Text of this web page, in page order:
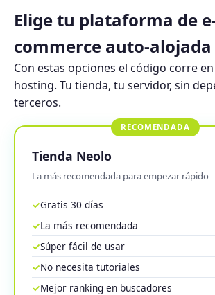
Elige tu plataforma de
commerce auto-alojada
Con estas opciones el código corre
hosting. Tu tienda, tu servidor, sin
terceros.
RECOMENDADA
Tienda Neolo
La más recomendada para empezar rápido
✓Gratis 30 días
✓La más recomendada
✓Súper fácil de usar
✓No necesita tutoriales
✓Mejor ranking en buscadores